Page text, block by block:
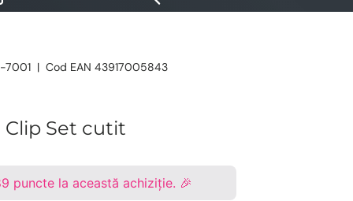
7001 | Cod EAN 43917005843
Clip Set cutit
puncte la această achiziție. 🎉